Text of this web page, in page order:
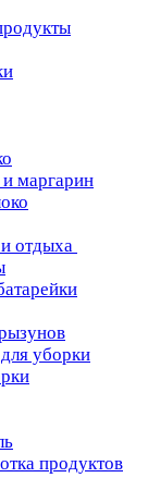
маргарин
отдыха
уборки
продуктов